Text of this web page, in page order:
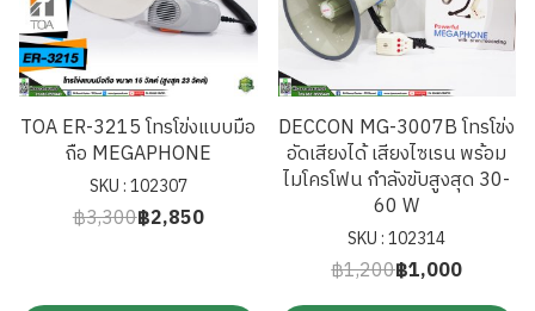
TOA ER-3215 โทรโข่งแบบมือ
ถือ MEGAPHONE
SKU : 102307
฿3,300฿2,850
DECCON MG-3007B โทรโข่ง
อัดเสียงได้ เสียงไซเรน พร้อม
ไมโครโฟน กำลังขับสูงสุด 30-
60 W
SKU : 102314
฿1,200฿1,000